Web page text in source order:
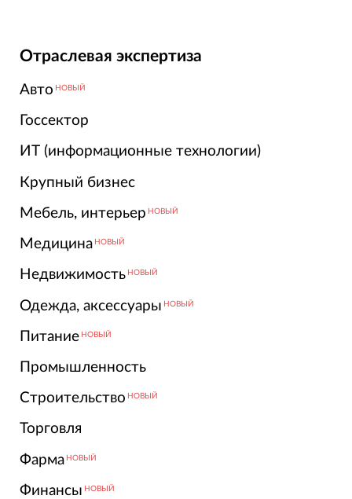
Отраслевая экспертиза
Авто НОВЫЙ
Госсектор
ИТ (информационные технологии)
Крупный бизнес
Мебель, интерьер НОВЫЙ
Медицина НОВЫЙ
Недвижимость НОВЫЙ
Одежда, аксессуары НОВЫЙ
Питание НОВЫЙ
Промышленность
Строительство НОВЫЙ
Торговля
Фарма НОВЫЙ
Финансы НОВЫЙ